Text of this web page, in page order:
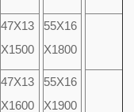
47X13
X1500
55X16
X1800
47X13
X1600
55X16
X1900